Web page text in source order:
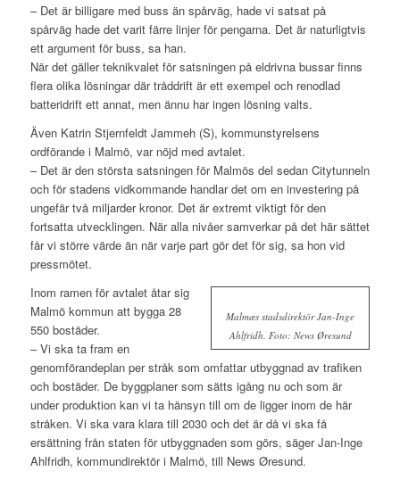
– Det är billigare med buss än spårväg, hade vi satsat på
spårväg hade det varit färre linjer för pengarna. Det är naturligtvis
ett argument för buss, sa han.
När det gäller teknikvalet för satsningen på eldrivna bussar finns
flera olika lösningar där tråddrift är ett exempel och renodlad
batteridrift ett annat, men ännu har ingen lösning valts.
Även Katrin Stjernfeldt Jammeh (S), kommunstyrelsens
ordförande i Malmö, var nöjd med avtalet.
– Det är den största satsningen för Malmös del sedan Citytunneln
och för stadens vidkommande handlar det om en investering på
ungefär två miljarder kronor. Det är extremt viktigt för den
fortsatta utvecklingen. När alla nivåer samverkar på det här sättet
får vi större värde än när varje part gör det för sig, sa hon vid
pressmötet.
Malmæs stadsdirektör Jan-Inge
Ahlfridh. Foto: News Øresund
Inom ramen för avtalet åtar sig
Malmö kommun att bygga 28
550 bostäder.
– Vi ska ta fram en
genomförandeplan per stråk som omfattar utbyggnad av trafiken
och bostäder. De byggplaner som sätts igång nu och som är
under produktion kan vi ta hänsyn till om de ligger inom de här
stråken. Vi ska vara klara till 2030 och det är då vi ska få
ersättning från staten för utbyggnaden som görs, säger Jan-Inge
Ahlfridh, kommundirektör i Malmö, till News Øresund.